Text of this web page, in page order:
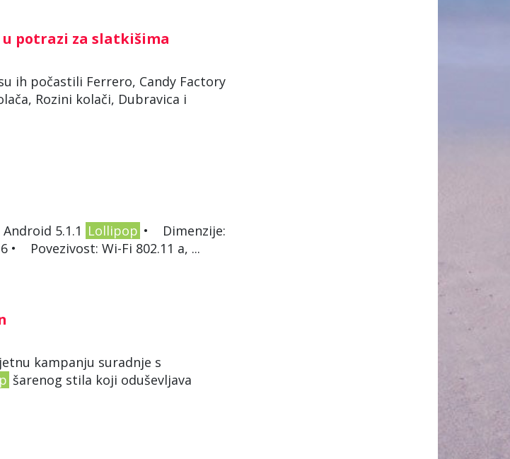
u potrazi za slatkišima
ih počastili Ferrero, Candy Factory
Rozini kolači, Dubravica i
5.1.1 Lollipop • Dimenzije:
• Povezivost: Wi-Fi 802.11 a, ...
kampanju suradnje s
šarenog stila koji oduševljava